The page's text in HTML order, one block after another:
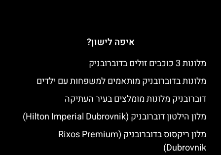
איפה לישון?
מלונות 3 כוכבים זולים בדוברובניק
מלונות בדוברובניק מותאמים למשפחות עם ילדים
דוברובניק מלונות מומלצים בעיר העתיקה
מלון הילטון דוברובניק (Hilton Imperial Dubrovnik)
מלון ריקסוס בדוברובניק (Rixos Premium
Dubrovnik)